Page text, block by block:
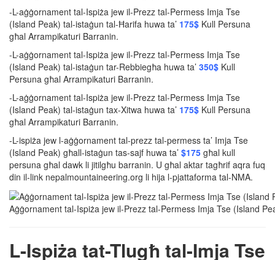
-L-aġġornament tal-Ispiża jew il-Prezz tal-Permess Imja Tse
(Island Peak) tal-istaġun tal-Ħarifa huwa ta’ 175$ Kull Persuna
għal Arrampikaturi Barranin.
-L-aġġornament tal-Ispiża jew il-Prezz tal-Permess Imja Tse
(Island Peak) tal-istaġun tar-Rebbiegħa huwa ta’ 350$ Kull
Persuna għal Arrampikaturi Barranin.
-L-aġġornament tal-Ispiża jew il-Prezz tal-Permess Imja Tse
(Island Peak) tal-istaġun tax-Xitwa huwa ta’ 175$ Kull Persuna
għal Arrampikaturi Barranin.
-L-ispiża jew l-aġġornament tal-prezz tal-permess ta’ Imja Tse
(Island Peak) għall-istaġun tas-sajf huwa ta’ $175 għal kull
persuna għal dawk li jitilgħu barranin. U għal aktar tagħrif aqra fuq
din il-link nepalmountaineering.org li hija l-pjattaforma tal-NMA.
Aġġornament tal-Ispiża jew il-Prezz tal-Permess Imja Tse (Island
L-Ispiża tat-Tlugħ tal-Imja Tse